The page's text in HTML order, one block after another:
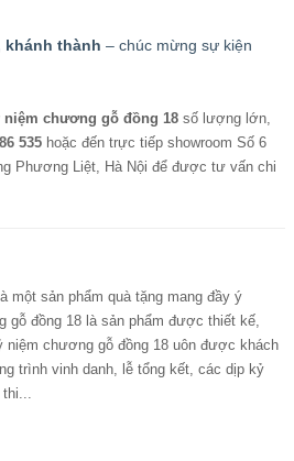
khánh thành – chúc mừng sự kiện
niệm chương gỗ đồng 18 số lượng lớn,
535 hoặc đến trực tiếp showroom Số 6
Phương Liệt, Hà Nội để được tư vấn chi
là một sản phẩm quà tặng mang đầy ý
gỗ đồng 18 là sản phẩm được thiết kế,
niệm chương gỗ đồng 18 uôn được khách
trình vinh danh, lễ tổng kết, các dịp kỷ